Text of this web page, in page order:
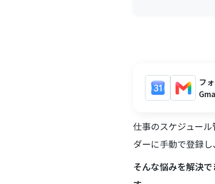
フ
仕事のスケジュー
ダーに手動で登録
そんな悩みを解決